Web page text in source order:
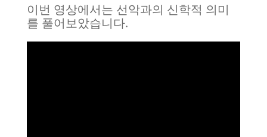
이번 영상에서는 선악과의 신학적 의미
를 풀어보았습니다.